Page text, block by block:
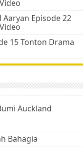
Aaryan Episode 22
15 Tonton Drama
Auckland
Bahagia